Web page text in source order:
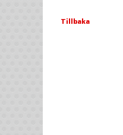
Tillbaka